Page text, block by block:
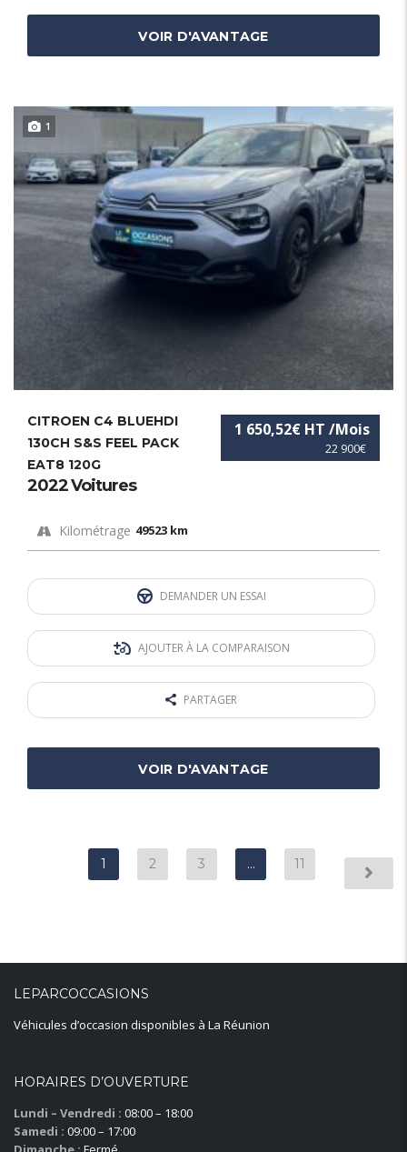
VOIR D'AVANTAGE
1
22 900€
1 650,52€ HT /Mois
CITROEN C4 BLUEHDI
130CH S&S FEEL PACK
EAT8 120G
2022 Voitures
Kilométrage 49523 km
DEMANDER UN ESSAI
AJOUTER À LA COMPARAISON
PARTAGER
VOIR D'AVANTAGE
1 2 3 … 11
LEPARCOCCASIONS
Véhicules d’occasion disponibles à La Réunion
HORAIRES D’OUVERTURE
Lundi – Vendredi : 08:00 – 18:00
Samedi : 09:00 – 17:00